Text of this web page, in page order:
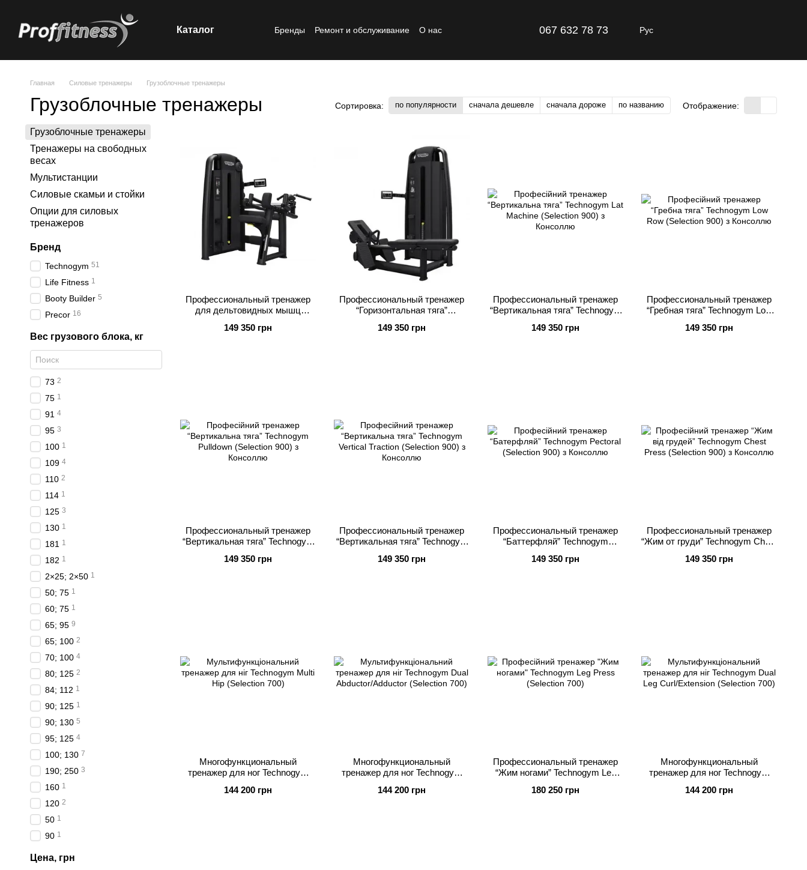
Каталог Бренды Ремонт и обслуживание
О нас
067 632 78 73 Рус
Главная Силовые тренажеры Грузоблочные тренажеры
Грузоблочные тренажеры Сортировка: по популярности сначала дешевле сначала дороже по названию Отображение:
Профессиональный тренажер
для дельтовидных мышц
(Selection 900) с Консолью
149 350 грн
Профессиональный тренажер
“Горизонтальная тяга”
с Консолью
149 350 грн
Профессиональный тренажер
“Вертикальная тяга” Technogym
Консолью
149 350 грн
Профессиональный тренажер
“Гребная тяга” Technogym Low
149 350 грн
Профессиональный тренажер
“Вертикальная тяга” Technogym
Консолью
149 350 грн
Профессиональный тренажер
“Вертикальная тяга” Technogym
Консолью
149 350 грн
Профессиональный тренажер
“Баттерфляй” Technogym
Консолью
149 350 грн
Профессиональный тренажер
“Жим от груди” Technogym Chest
149 350 грн
Многофункциональный
тренажер для ног Technogym
144 200 грн
Многофункциональный
тренажер для ног Technogym
700)
144 200 грн
Профессиональный тренажер
“Жим ногами” Technogym Leg
180 250 грн
Многофункциональный
тренажер для ног Technogym
(Selection 700)
144 200 грн
Грузоблочные тренажеры
Тренажеры на свободных
весах
Мультистанции
Силовые скамьи и стойки
Опции для силовых
тренажеров
Бренд
Technogym 51
Life Fitness 1
Booty Builder 5
Precor 16
Вес грузового блока, кг
73 2
75 1
91 4
95 3
100 1
109 4
110 2
114 1
125 3
130 1
181 1
182 1
2×25; 2×50 1
50; 75 1
60; 75 1
65; 95 9
65; 100 2
70; 100 4
80; 125 2
84; 112 1
90; 125 1
90; 130 5
95; 125 4
100; 130 7
190; 250 3
160 1
120 2
50 1
90 1
Цена, грн